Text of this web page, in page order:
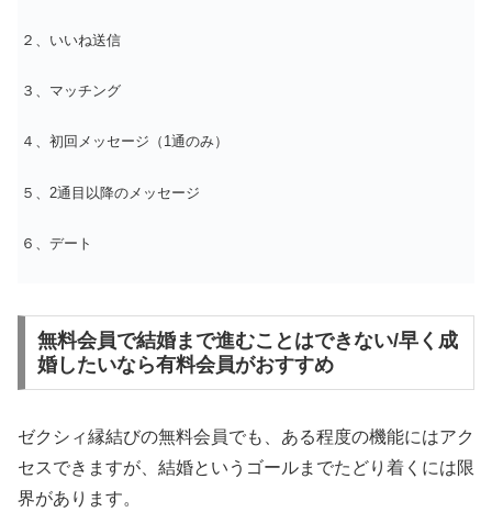
２、いいね送信
３、マッチング
４、初回メッセージ（1通のみ）
５、2通目以降のメッセージ
６、デート
無料会員で結婚まで進むことはできない/早く成
婚したいなら有料会員がおすすめ
ゼクシィ縁結びの無料会員でも、ある程度の機能にはアク
セスできますが、結婚というゴールまでたどり着くには限
界があります。